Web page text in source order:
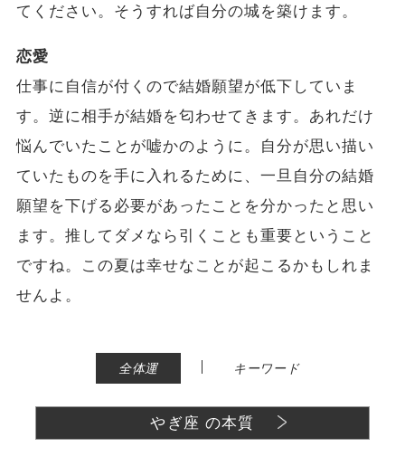
てください。そうすれば自分の城を築けます。
恋愛
仕事に自信が付くので結婚願望が低下していま
す。逆に相手が結婚を匂わせてきます。あれだけ
悩んでいたことが嘘かのように。自分が思い描い
ていたものを手に入れるために、一旦自分の結婚
願望を下げる必要があったことを分かったと思い
ます。推してダメなら引くことも重要ということ
ですね。この夏は幸せなことが起こるかもしれま
せんよ。
全体運 | キーワード
やぎ座 の本質